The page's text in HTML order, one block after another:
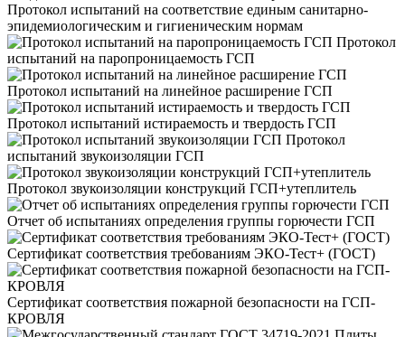
Протокол испытаний на соответствие единым санитарно-
эпидемиологическим и гигиеническим нормам
Протокол
испытаний на паропроницаемость ГСП
Протокол испытаний на линейное расширение ГСП
Протокол испытаний истираемость и твердость ГСП
Протокол
испытаний звукоизоляции ГСП
Протокол звукоизоляции конструкций ГСП+утеплитель
Отчет об испытаниях определения группы горючести ГСП
Сертификат соответствия требованиям ЭКО-Тест+ (ГОСТ)
Сертификат соответствия пожарной безопасности на ГСП-
КРОВЛЯ